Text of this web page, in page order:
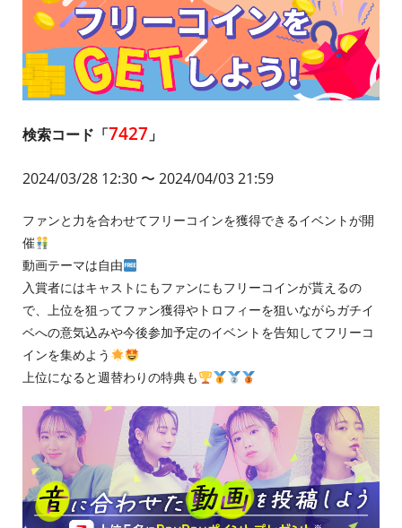
検索コード「7427 」
2024/03/28 12:30 〜 2024/04/03 21:59
ファンと力を合わせてフリーコインを獲得できるイベントが開
催
動画テーマは自由
入賞者にはキャストにもファンにもフリーコインが貰えるの
で、上位を狙ってファン獲得やトロフィーを狙いながらガチイ
ベへの意気込みや今後参加予定のイベントを告知してフリーコ
インを集めよう
上位になると週替わりの特典も